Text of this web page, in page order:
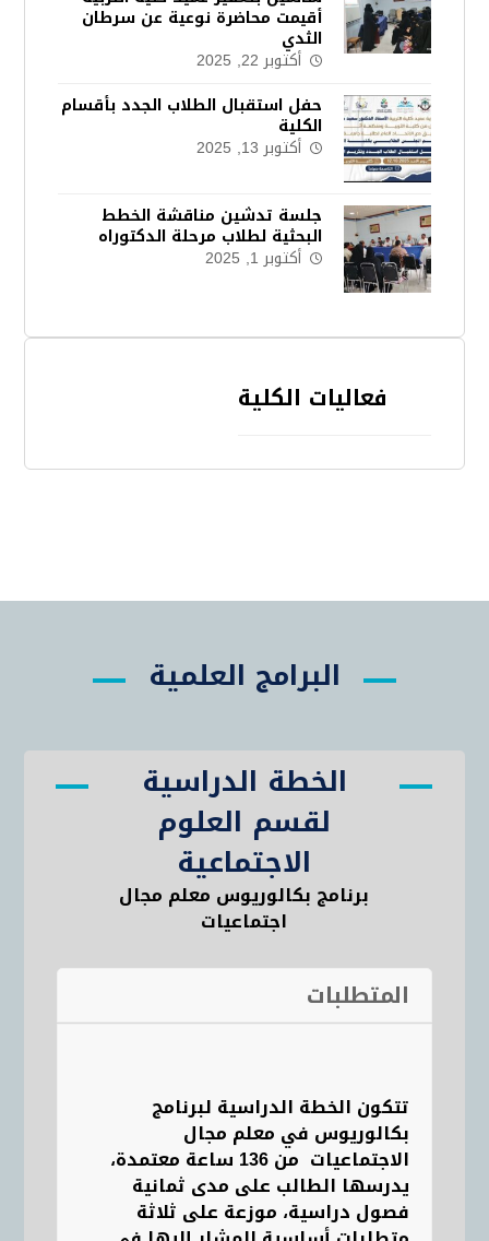
أقيمت محاضرة نوعية عن سرطان
الثدي
أكتوبر 22, 2025
حفل استقبال الطلاب الجدد بأقسام
الكلية
أكتوبر 13, 2025
جلسة تدشين مناقشة الخطط
البحثية لطلاب مرحلة الدكتوراه
أكتوبر 1, 2025
فعاليات الكلية
البرامج العلمية
الخطة الدراسية
لقسم العلوم
الاجتماعية
برنامج بكالوريوس معلم مجال
اجتماعيات
المتطلبات
تتكون الخطة الدراسية لبرنامج
بكالوريوس في معلم مجال
الاجتماعيات من 136 ساعة معتمدة،
يدرسها الطالب على مدى ثمانية
فصول دراسية، موزعة على ثلاثة